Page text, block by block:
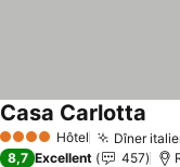
4 Étoiles Hôtel Dîner
Casa Carlotta
8,7 Excellent 457